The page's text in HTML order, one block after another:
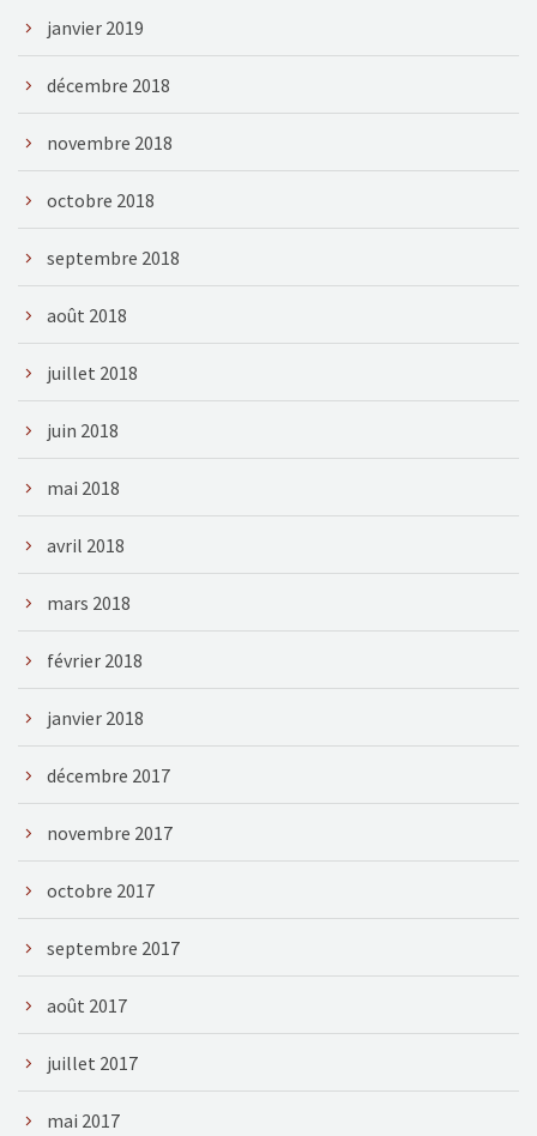
janvier 2019
décembre 2018
novembre 2018
octobre 2018
septembre 2018
août 2018
juillet 2018
juin 2018
mai 2018
avril 2018
mars 2018
février 2018
janvier 2018
décembre 2017
novembre 2017
octobre 2017
septembre 2017
août 2017
juillet 2017
mai 2017